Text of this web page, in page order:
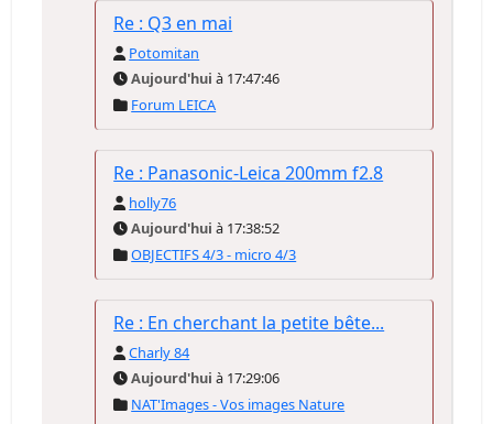
Re : Q3 en mai
Potomitan
Aujourd'hui à 17:47:46
Forum LEICA
Re : Panasonic-Leica 200mm f2.8
holly76
Aujourd'hui à 17:38:52
OBJECTIFS 4/3 - micro 4/3
Re : En cherchant la petite bête...
Charly 84
Aujourd'hui à 17:29:06
NAT'Images - Vos images Nature